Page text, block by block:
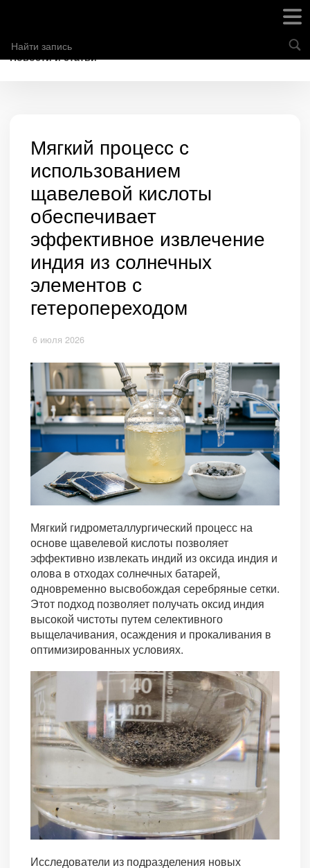
Новости и статьи
Мягкий процесс с
использованием
щавелевой кислоты
обеспечивает
эффективное извлечение
индия из солнечных
элементов с
гетеропереходом
6 июля 2026
Мягкий гидрометаллургический процесс на
основе щавелевой кислоты позволяет
эффективно извлекать индий из оксида индия и
олова в отходах солнечных батарей,
одновременно высвобождая серебряные сетки.
Этот подход позволяет получать оксид индия
высокой чистоты путем селективного
выщелачивания, осаждения и прокаливания в
оптимизированных условиях.
Исследователи из подразделения новых